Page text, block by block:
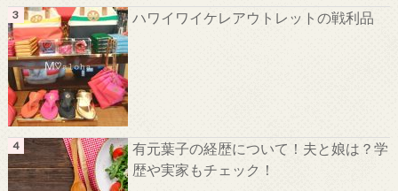
ハワイワイケレアウトレットの戦利品
有元葉子の経歴について！夫と娘は？学
歴や実家もチェック！